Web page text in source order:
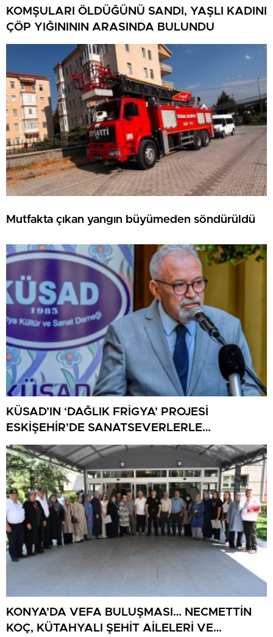
KOMŞULARI ÖLDÜĞÜNÜ SANDI, YAŞLI KADINI
ÇÖP YIĞINININ ARASINDA BULUNDU
Mutfakta çıkan yangın büyümeden söndürüldü
KÜSAD’IN ‘DAĞLIK FRİGYA’ PROJESİ
ESKİŞEHİR’DE SANATSEVERLERLE
BULUŞUYOR
KONYA’DA VEFA BULUŞMASI… NECMETTİN
KOÇ, KÜTAHYALI ŞEHİT AİLELERİ VE